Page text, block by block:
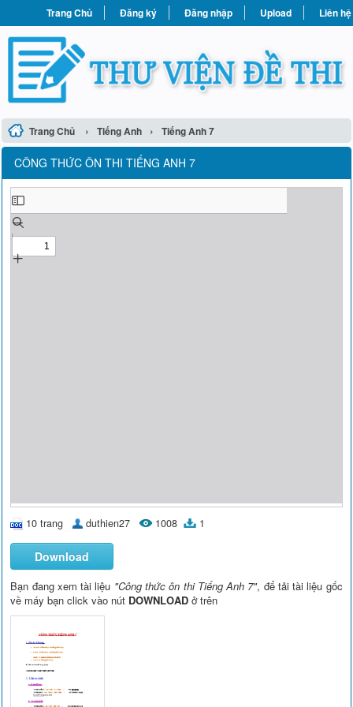
Trang Chủ Đăng ký Đăng nhập Upload Liên hệ
Trang Chủ › Tiếng Anh › Tiếng Anh 7
CÔNG THỨC ÔN THI TIẾNG ANH 7
10 trang duthien27 1008 1
Download
Bạn đang xem tài liệu "Công thức ôn thi Tiếng Anh 7", để tải tài liệu gốc
về máy bạn click vào nút DOWNLOAD ở trên